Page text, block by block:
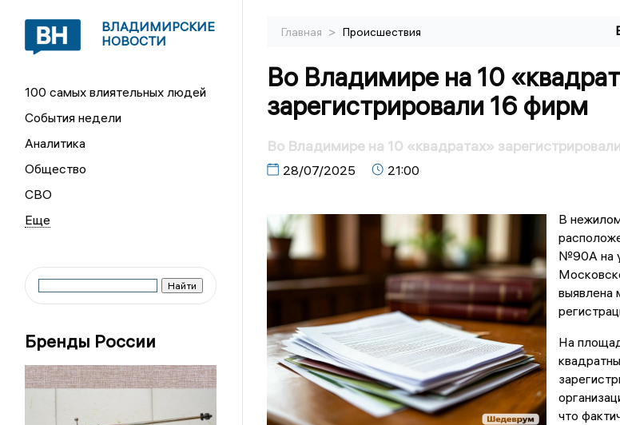
ВЛАДИМИРСКИЕ
НОВОСТИ
100 самых влиятельных людей
События недели
Аналитика
Общество
СВО
Бренды России
Главная > Происшествия
Во Владимире на 10
зарегистрировали 16 фирм
Во Владимире на 10 «квадратах»
28/07/2025 21:00
В
№90А на
выявлена
На
что